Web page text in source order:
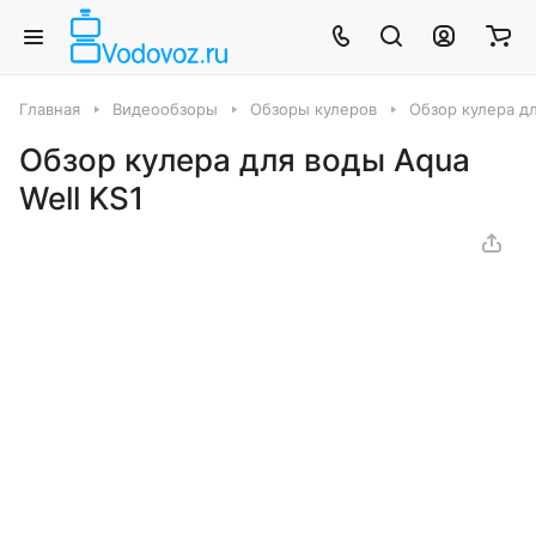
Главная Видеообзоры Обзоры кулеров Обзор кулера
Обзор кулера для воды Aqua
Well KS1